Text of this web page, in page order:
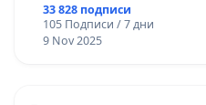
33 828 подписи
105 Подписи / 7 дни
9 Nov 2025